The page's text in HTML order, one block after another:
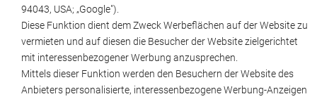
94043, USA; „Google").
Diese Funktion dient dem Zweck Werbeflächen auf der Website zu
vermieten und auf diesen die Besucher der Website zielgerichtet
mit interessenbezogener Werbung anzusprechen.
Mittels dieser Funktion werden den Besuchern der Website des
Anbieters personalisierte, interessenbezogene Werbung-Anzeigen